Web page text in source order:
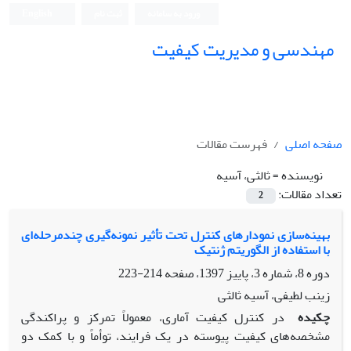
مهندسی و مدیریت کیفیت
صفحه اصلی
فهرست مقالات
نویسنده =ثالثی، آسیه
تعداد مقالات:
2
بهینه‌سازی نمودارهای کنترل تحت تأثیر نمونه‌گیری چندمرحله‌ای
با استفاده از الگوریتم ژنتیک
دوره 8، شماره 3، پاییز 1397، صفحه
214-223
زینب لطیفی، آسیه ثالثی
چکیده در کنترل کیفیت آماری، معمولاً تمرکز و پراکندگی
مشخصه­‌های کیفیت پیوسته در یک فرایند، توأماً و با کمک دو